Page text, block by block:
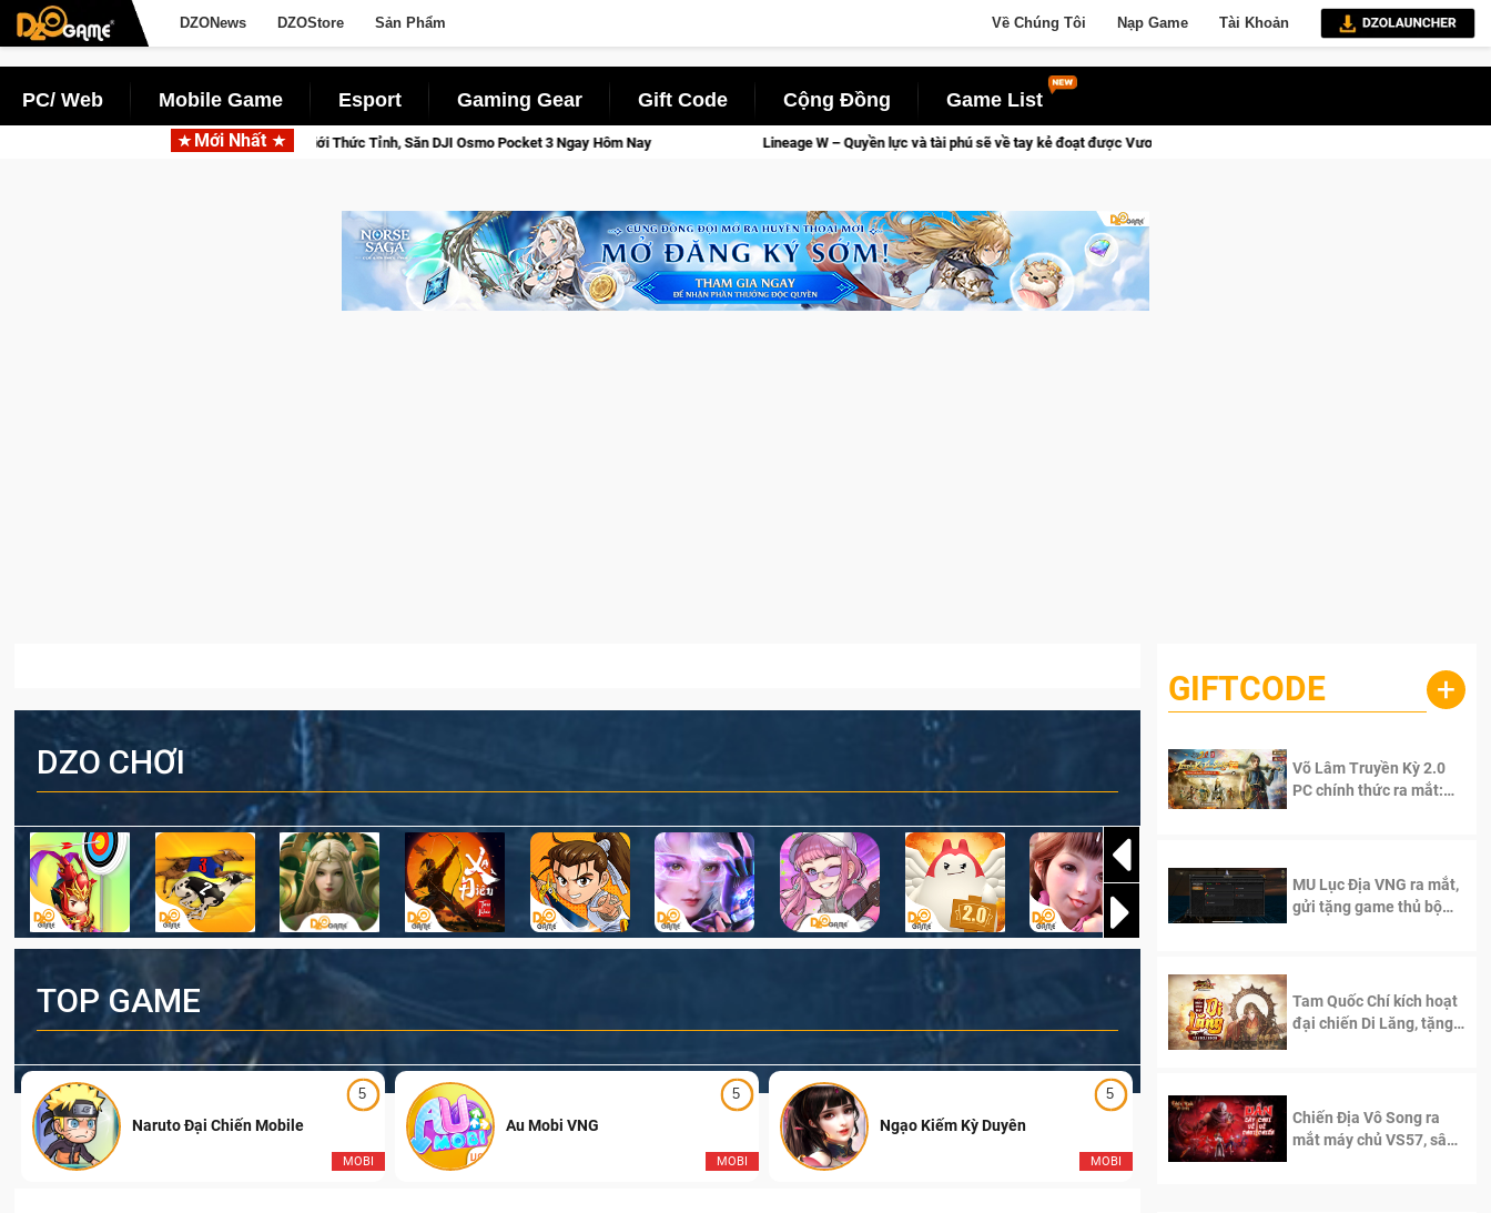
DZONews DZOStore Sản Phẩm Về Chúng Tôi Nạp Game Tài Khoản
PC/ Web Mobile Game Esport Gaming Gear Gift Code Cộng Đồng Game List
Mới Nhất
Beta Norse Saga: Cửu Giới Thức Tỉnh, Săn DJI Osmo Pocket 3 Ngay Hôm Nay Lineage W – Quyền lực và tài phú sẽ về tay kẻ đoạt được Vương Quyền thành Kent sắp tới!
DZO CHƠI
TOP GAME
5
MOBI
Naruto Đại Chiến Mobile
5
MOBI
Au Mobi VNG
5
MOBI
Ngạo Kiếm Kỳ Duyên Ngạo Thiên Mobile
GIFTCODE +
Võ Lâm Truyền Kỳ 2.0
PC chính thức ra mắt:
MU Lục Địa VNG ra mắt,
gửi tặng game thủ bộ
Tam Quốc Chí kích hoạt
đại chiến Di Lăng, tặng
Chiến Địa Vô Song ra
mắt máy chủ VS57, sân